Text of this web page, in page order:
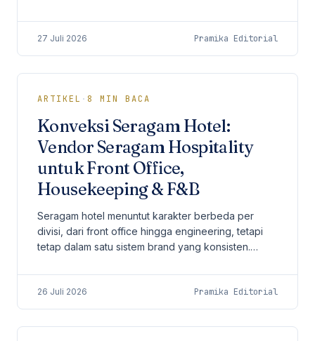
27 Juli 2026 Pramika Editorial
ARTIKEL · 8 MIN BACA
Konveksi Seragam Hotel:
Vendor Seragam Hospitality
untuk Front Office,
Housekeeping & F&B
Seragam hotel menuntut karakter berbeda per
divisi, dari front office hingga engineering, tetapi
tetap dalam satu sistem brand yang konsisten.
26 Juli 2026 Pramika Editorial